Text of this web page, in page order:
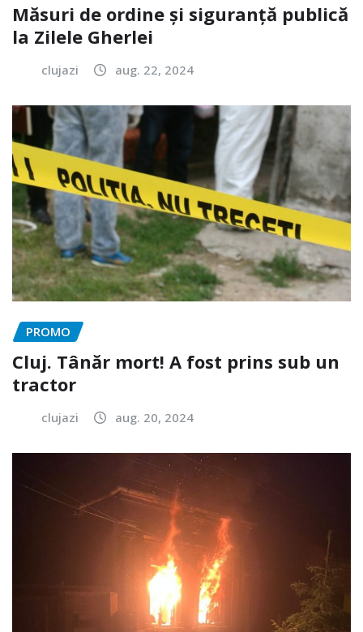
Măsuri de ordine și siguranță publică
la Zilele Gherlei
clujazi aug. 22, 2024
PROMO
Cluj. Tânăr mort! A fost prins sub un
tractor
clujazi aug. 20, 2024